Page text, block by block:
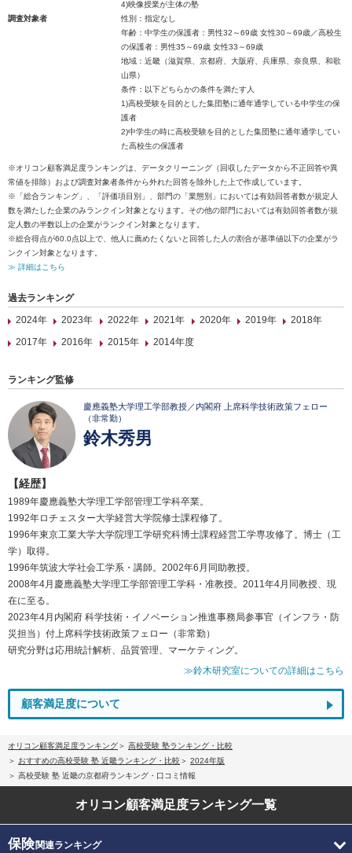
4)映像授業が主体の塾
調査対象者
性別：指定なし
年齢：中学生の保護者：男性32～69歳 女性30～69歳／高校生
の保護者：男性35～69歳 女性33～69歳
地域：近畿（滋賀県、京都府、大阪府、兵庫県、奈良県、和歌
山県）
条件：以下どちらかの条件を満たす人
1)高校受験を目的とした集団塾に通年通学している中学生の保
護者
2)中学生の時に高校受験を目的とした集団塾に通年通学してい
た高校生の保護者
※オリコン顧客満足度ランキングは、データクリーニング（回収したデータから不正回答や異
常値を排除）および調査対象者条件から外れた回答を除外した上で作成しています。
※「総合ランキング」、「評価項目別」、部門の「業態別」においては有効回答者数が規定人
数を満たした企業のみランクイン対象となります。その他の部門においては有効回答者数が規
定人数の半数以上の企業がランクイン対象となります。
※総合得点が60.0点以上で、他人に薦めたくないと回答した人の割合が基準値以下の企業がラ
ンクイン対象となります。
≫ 詳細はこちら
過去ランキング
2024年
2023年 2022年 2021年 2020年 2019年
2018年
2017年
2016年 2015年 2014年度
ランキング監修
慶應義塾大学理工学部教授／内閣府 上席科学技術政策フェロー
（非常勤）
鈴木秀男
【経歴】
1989年慶應義塾大学理工学部管理工学科卒業。
1992年ロチェスター大学経営大学院修士課程修了。
1996年東京工業大学大学院理工学研究科博士課程経営工学専攻修了。博士（工
学）取得。
1996年筑波大学社会工学系・講師。2002年6月同助教授。
2008年4月慶應義塾大学理工学部管理工学科・准教授。2011年4月同教授、現
在に至る。
2023年4月内閣府 科学技術・イノベーション推進事務局参事官（インフラ・防
災担当）付上席科学技術政策フェロー（非常勤）
研究分野は応用統計解析、品質管理、マーケティング。
≫鈴木研究室についての詳細はこちら
顧客満足度について
オリコン顧客満足度ランキング
高校受験 塾ランキング・比較
おすすめの高校受験 塾 近畿ランキング・比較
2024年版
高校受験 塾 近畿の京都府ランキング・口コミ情報
オリコン顧客満足度ランキング一覧
保険関連ランキング